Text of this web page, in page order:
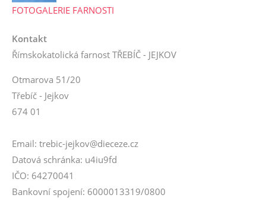
FOTOGALERIE FARNOSTI
Kontakt
Římskokatolická farnost TŘEBÍČ - JEJKOV
Otmarova 51/20
Třebíč - Jejkov
674 01
Email: trebic-jejkov@dieceze.cz
Datová schránka: u4iu9fd
IČO: 64270041
Bankovní spojení: 6000013319/0800